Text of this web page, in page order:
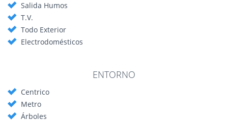
Salida Humos
T.V.
Todo Exterior
Electrodomésticos
ENTORNO
Centrico
Metro
Árboles